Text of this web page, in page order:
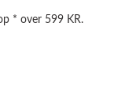
* over 599 KR.